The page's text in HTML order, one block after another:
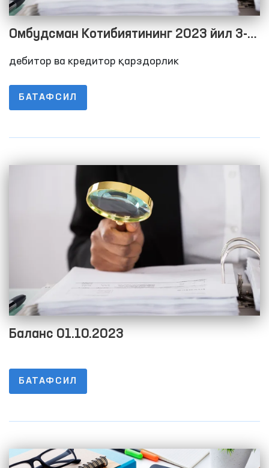
Омбудсман Котибиятининг 2023 йил 3-
чорак якуни бўйича дебитор ва кредитор
дебитор ва кредитор қарздорлик
БАТАФСИЛ
Баланс 01.10.2023
БАТАФСИЛ